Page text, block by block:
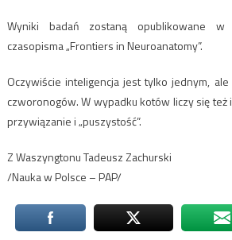
Wyniki badań zostaną opublikowane w
czasopisma „Frontiers in Neuroanatomy”.
Oczywiście inteligencja jest tylko jednym,
czworonogów. W wypadku kotów liczy się też
przywiązanie i „puszystość”.
Z Waszyngtonu Tadeusz Zachurski
/Nauka w Polsce – PAP/